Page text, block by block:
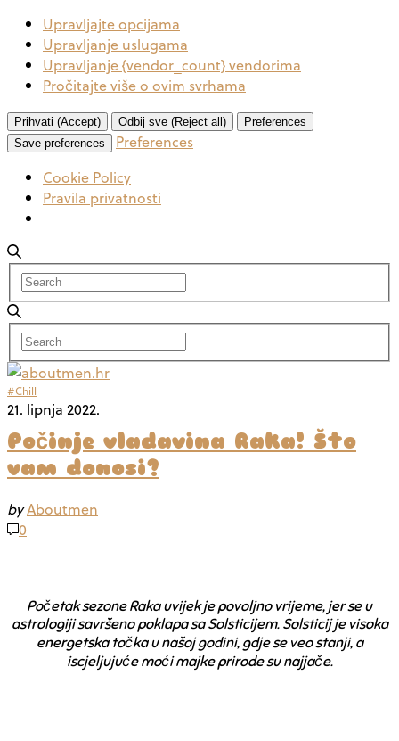
Upravljajte opcijama
Upravljanje uslugama
Upravljanje {vendor_count} vendorima
Pročitajte više o ovim svrhama
Prihvati (Accept) Odbij sve (Reject all)
Preferences
Save preferences
Preferences
Cookie Policy
Pravila privatnosti
#Chill
21. lipnja 2022.
Počinje vladavina Raka! Što
vam donosi?
byAboutmen
0
Početak sezone Raka uvijek je povoljno vrijeme, jer se u
astrologiji savršeno poklapa sa Solsticijem. Solsticij je visoka
energetska točka u našoj godini, gdje se veo stanji, a
iscjeljujuće moći majke prirode su najjače.